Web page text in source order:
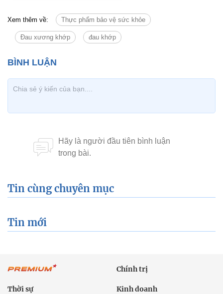
Xem thêm về: Thực phẩm bảo vệ sức khỏe
Đau xương khớp đau khớp
Tin cùng chuyên mục
Tin mới
Chính trị
Thời sự Kinh doanh